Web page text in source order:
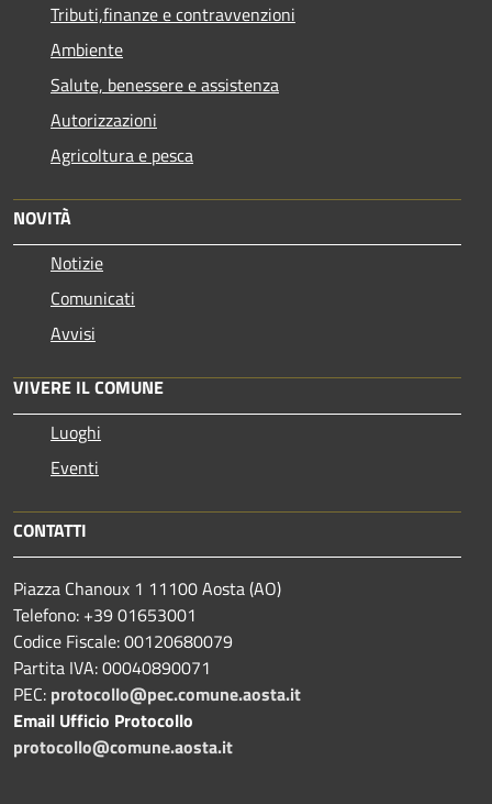
Tributi,finanze e contravvenzioni
Ambiente
Salute, benessere e assistenza
Autorizzazioni
Agricoltura e pesca
NOVITÀ
Notizie
Comunicati
Avvisi
VIVERE IL COMUNE
Luoghi
Eventi
CONTATTI
Piazza Chanoux 1 11100 Aosta (AO)
Telefono: +39 01653001
Codice Fiscale: 00120680079
Partita IVA: 00040890071
PEC: protocollo@pec.comune.aosta.it
Email Ufficio Protocollo
protocollo@comune.aosta.it